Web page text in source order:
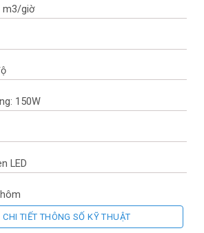
m3/giờ
150W
LED
nhấn
CHI TIẾT THÔNG SỐ KỸ THUẬT